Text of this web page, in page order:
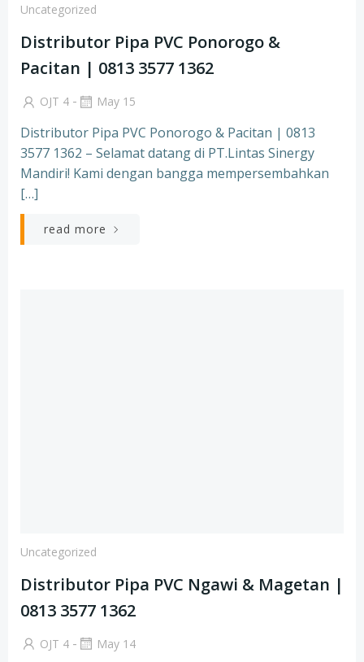
Uncategorized
Distributor Pipa PVC Ponorogo &
Pacitan | 0813 3577 1362
OJT 4 - May 15
Distributor Pipa PVC Ponorogo & Pacitan | 0813
3577 1362 – Selamat datang di PT.Lintas Sinergy
Mandiri! Kami dengan bangga mempersembahkan
[…]
read more
Uncategorized
Distributor Pipa PVC Ngawi & Magetan |
0813 3577 1362
OJT 4 - May 14